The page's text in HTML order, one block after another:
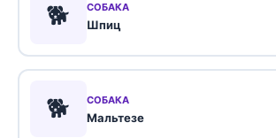
🐕 СОБАКА
Шпиц
🐕 СОБАКА
Мальтезе